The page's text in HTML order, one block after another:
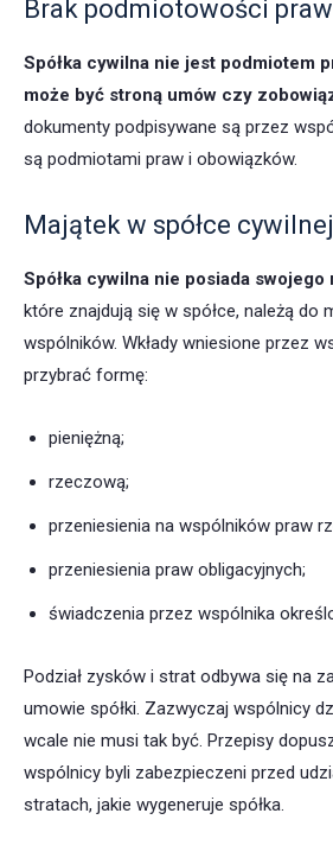
Brak podmiotowości
Spółka cywilna nie jest podmiotem
może być stroną umów czy
dokumenty podpisywane są przez
są podmiotami praw i obowiązków.
Majątek w spółce cywilnej
Spółka cywilna nie posiada swojego
które znajdują się w spółce, należą do
wspólników. Wkłady wniesione przez
przybrać formę:
pieniężną;
rzeczową;
przeniesienia na wspólników praw
przeniesienia praw obligacyjnych;
świadczenia przez wspólnika
Podział zysków i strat odbywa się na
umowie spółki. Zazwyczaj wspólnicy
wcale nie musi tak być. Przepisy
wspólnicy byli zabezpieczeni przed
stratach, jakie wygeneruje spółka.